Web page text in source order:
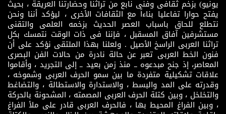
يونيو) بزخم ثقافى وفنى نابع من تراثنا وحضارتنا العريقة ، بحيث
يفتح حوارا تفاعليا بناءاً مع الثقافات الأخرى ، ليؤكد أننا ونحن
نتطلع للحاق باسباب العصر الحديث بزخمه العلمى والتقنى
مستشرفين آفاق المسقبل ، فإننا فى ذات الوقت نتمسك بكل
تراثنا العربى الراسخ الأصيل . ولعلنا بهذا الملتقى نؤكد على أن
فنون الخط العربى تعبر عن حالة نادرة من حالات الفن البصرى
المعاصر، إذ جنح مبدعوه ــ منذ زمن بعيد ــ إلى التجريد ، وأقاموا
علاقات تشكيلية متفردة ما بين سمو الحرف العربى وشموخه ،
وقدرته على المد والبسط ، والاستدارة والاستطالة ، والتضاغط
والتخلخل ، وبين كتلة الحرف العربى المصمته ، المشحونة بالحركة
، وبين الفراغ المحيط بها ، فالحرف العربى قادر على ملأ الفراغ